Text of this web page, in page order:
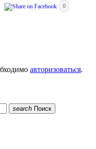
0
авторизоваться.
search Поиск